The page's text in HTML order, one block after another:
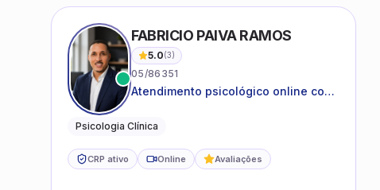
FABRICIO PAIVA RAMOS
5.0(3)
05/86351
Atendimento psicológico online com
Psicologia Clínica
CRP ativo Online Avaliações